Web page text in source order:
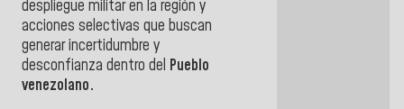
despliegue militar en la región y
acciones selectivas que buscan
generar incertidumbre y
desconfianza dentro del Pueblo
venezolano.